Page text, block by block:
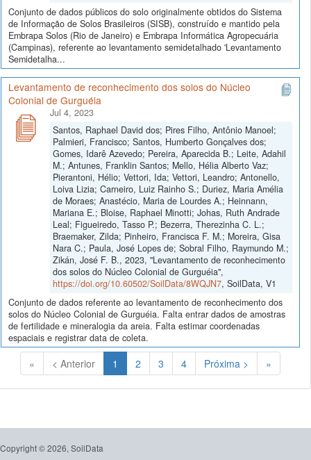
Conjunto de dados públicos do solo originalmente obtidos do Sistema
de Informação de Solos Brasileiros (SISB), construído e mantido pela
Embrapa Solos (Rio de Janeiro) e Embrapa Informática Agropecuária
(Campinas), referente ao levantamento semidetalhado 'Levantamento
Semidetalha...
Levantamento de reconhecimento dos solos do Núcleo
Colonial de Gurguéia
Jul 4, 2023
Santos, Raphael David dos; Pires Filho, Antônio Manoel;
Palmieri, Francisco; Santos, Humberto Gonçalves dos;
Gomes, Idarê Azevedo; Pereira, Aparecida B.; Leite, Adahil
M.; Antunes, Franklin Santos; Mello, Hélia Alberto Vaz;
Pierantoni, Hélio; Vettori, Ida; Vettori, Leandro; Antonello,
Loiva Lizia; Carneiro, Luiz Rainho S.; Duriez, Maria Amélia
de Moraes; Anastécio, Maria de Lourdes A.; Heinnann,
Mariana E.; Bloise, Raphael Minotti; Johas, Ruth Andrade
Leal; Figueiredo, Tasso P.; Bezerra, Therezinha C. L.;
Braemaker, Zilda; Pinheiro, Francisca F. M.; Moreira, Gisa
Nara C.; Paula, José Lopes de; Sobral Filho, Raymundo M.;
Zikán, José F. B., 2023, "Levantamento de reconhecimento
dos solos do Núcleo Colonial de Gurguéia",
https://doi.org/10.60502/SoilData/8WQJN7, SoilData, V1
Conjunto de dados referente ao levantamento de reconhecimento dos
solos do Núcleo Colonial de Gurguéia. Falta entrar dados de amostras
de fertilidade e mineralogia da areia. Falta estimar coordenadas
espaciais e registrar data de coleta.
« < Anterior 1 (Atual)
2 3 4 Próxima > »
Copyright © 2026, SoilData